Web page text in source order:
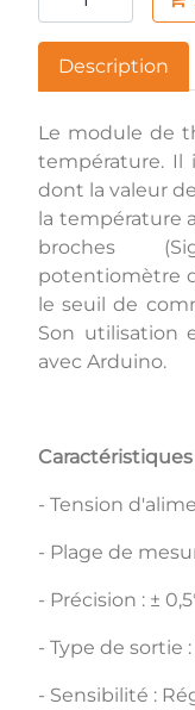
Description
Le module de
température. Il
dont la valeur
la température
broches
potentiomètre
le seuil de
Son utilisation
avec Arduino.
Caractéristiques
- Tension
- Plage de
- Précision : ±
- Type de sortie
- Sensibilité :